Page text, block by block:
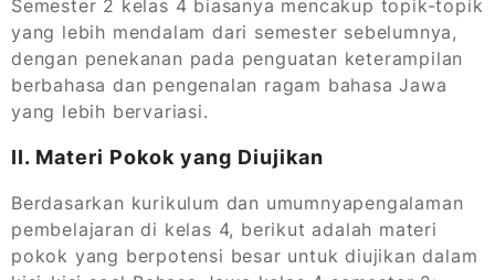
Semester 2 kelas 4 biasanya mencakup topik-topik
yang lebih mendalam dari semester sebelumnya,
dengan penekanan pada penguatan keterampilan
berbahasa dan pengenalan ragam bahasa Jawa
yang lebih bervariasi.
II. Materi Pokok yang Diujikan
Berdasarkan kurikulum dan umumnyapengalaman
pembelajaran di kelas 4, berikut adalah materi
pokok yang berpotensi besar untuk diujikan dalam